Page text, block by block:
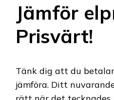
Jämför
Prisvärt!
Tänk dig att du
jämföra. Ditt